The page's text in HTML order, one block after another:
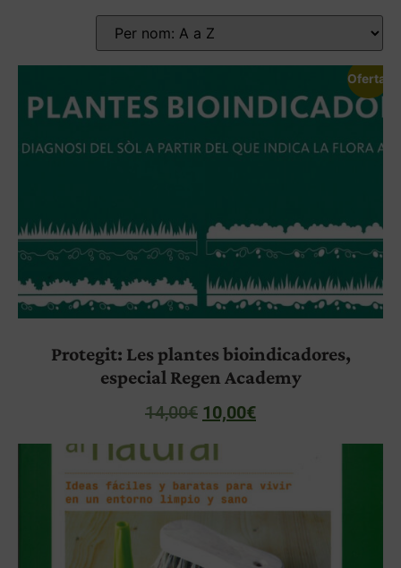
Oferta!
Protegit: Les plantes bioindicadores,
especial Regen Academy
14,00€ 10,00€